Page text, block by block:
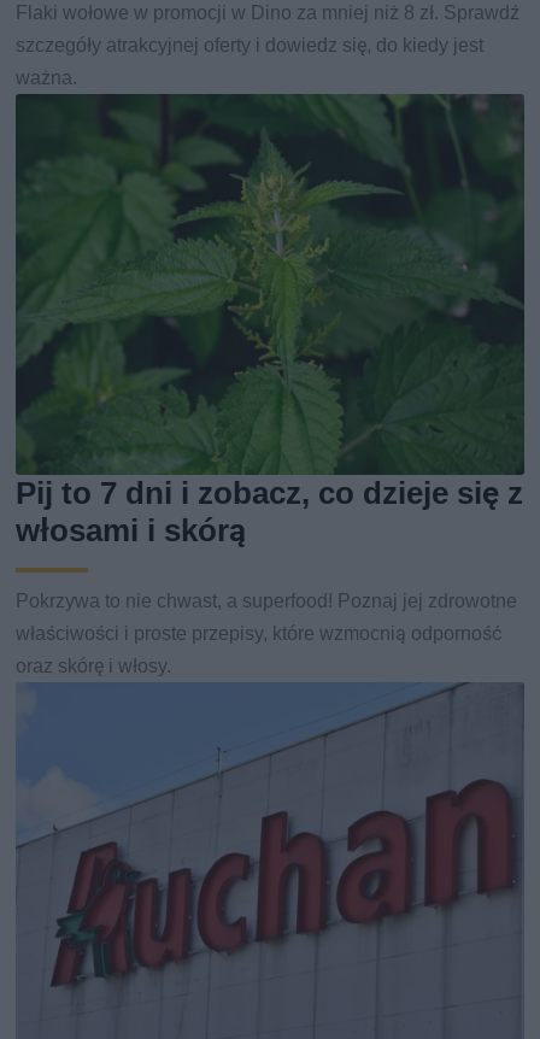
Flaki wołowe w promocji w Dino za mniej niż 8 zł. Sprawdź
szczegóły atrakcyjnej oferty i dowiedz się, do kiedy jest
ważna.
Pij to 7 dni i zobacz, co dzieje się z
włosami i skórą
Pokrzywa to nie chwast, a superfood! Poznaj jej zdrowotne
właściwości i proste przepisy, które wzmocnią odporność
oraz skórę i włosy.